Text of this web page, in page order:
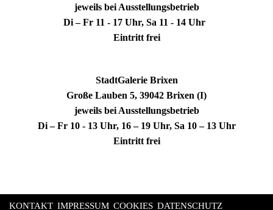
jeweils bei Ausstellungsbetrieb
Di – Fr 11 - 17 Uhr, Sa 11 - 14 Uhr
Eintritt frei
StadtGalerie Brixen
Große Lauben 5, 39042 Brixen (I)
jeweils bei Ausstellungsbetrieb
Di – Fr 10 - 13 Uhr, 16 – 19 Uhr, Sa 10 – 13 Uhr
Eintritt frei
KONTAKT IMPRESSUM COOKIES DATENSCHUTZ